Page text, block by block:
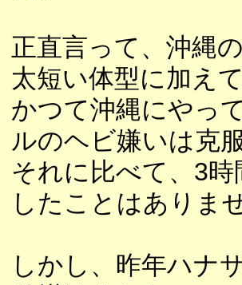
正直言って、沖縄
太短い体型に加え
かつて沖縄にやっ
ルのヘビ嫌いは克
それに比べて、3
したことはありま
しかし、昨年ハナ